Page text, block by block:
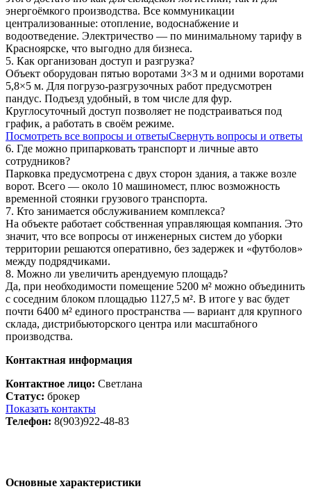
энергоёмкого производства. Все коммуникации
централизованные: отопление, водоснабжение и
водоотведение. Электричество — по минимальному тарифу в
Красноярске, что выгодно для бизнеса.
5. Как организован доступ и разгрузка?
Объект оборудован пятью воротами 3×3 м и одними воротами
5,8×5 м. Для погрузо-разгрузочных работ предусмотрен
пандус. Подъезд удобный, в том числе для фур.
Круглосуточный доступ позволяет не подстраиваться под
график, а работать в своём режиме.
Посмотреть все вопросы и ответыСвернуть вопросы и ответы
6. Где можно припарковать транспорт и личные авто
сотрудников?
Парковка предусмотрена с двух сторон здания, а также возле
ворот. Всего — около 10 машиномест, плюс возможность
временной стоянки грузового транспорта.
7. Кто занимается обслуживанием комплекса?
На объекте работает собственная управляющая компания. Это
значит, что все вопросы от инженерных систем до уборки
территории решаются оперативно, без задержек и «футболов»
между подрядчиками.
8. Можно ли увеличить арендуемую площадь?
Да, при необходимости помещение 5200 м² можно объединить
с соседним блоком площадью 1127,5 м². В итоге у вас будет
почти 6400 м² единого пространства — вариант для крупного
склада, дистрибьюторского центра или масштабного
производства.
Контактная информация
Контактное лицо: Светлана
Статус: брокер
Показать контакты
Телефон: 8(903)922-48-83
Основные характеристики